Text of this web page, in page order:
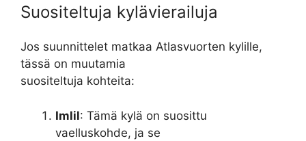
Suositeltuja kylävierailuja
Jos suunnittelet matkaa Atlasvuorten kylille,
tässä on muutamia
suositeltuja kohteita:
Imlil: Tämä kylä on suosittu
vaelluskohde, ja se